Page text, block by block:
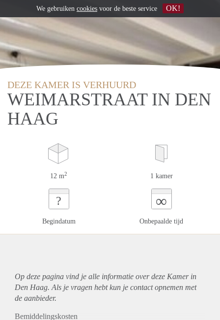
DEZE KAMER IS VERHUURD
WEIMARSTRAAT IN DEN
HAAG
12 m2 1 kamer
?
Begindatum
∞
Onbepaalde tijd
Op deze pagina vind je alle informatie over deze Kamer in
Den Haag. Als je vragen hebt kun je contact opnemen met
de aanbieder.
Bemiddelingskosten
We gebruiken cookies voor de beste service OK!